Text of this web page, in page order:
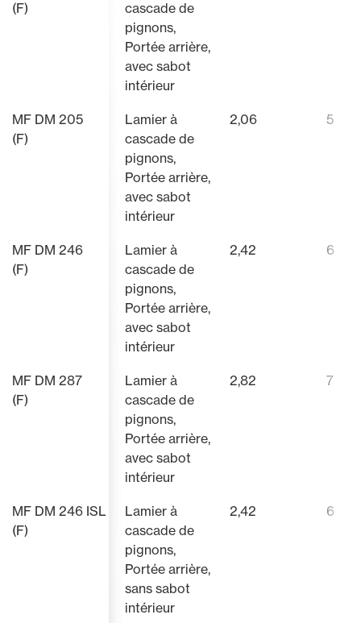
cascade de
pignons,
Portée arrière,
avec sabot
intérieur
Lamier à
cascade de
pignons,
Portée arrière,
avec sabot
intérieur
2,06 5
Lamier à
cascade de
pignons,
Portée arrière,
avec sabot
intérieur
2,42 6
Lamier à
cascade de
pignons,
Portée arrière,
avec sabot
intérieur
2,82 7
Lamier à
cascade de
pignons,
Portée arrière,
sans sabot
intérieur
2,42 6
(F)
MF DM 205
(F)
MF DM 246
(F)
MF DM 287
(F)
MF DM 246 ISL
(F)